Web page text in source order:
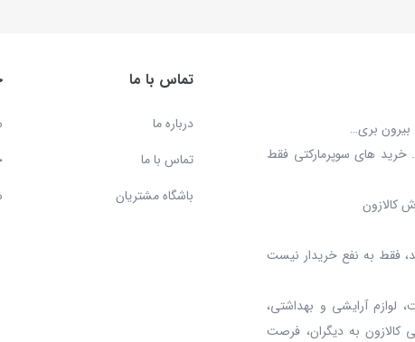
بیرون بری…
خرید های سوپرمارکتی فقط
کالازون
فقط به نفع خریدار نیست
لوازم آرایشی و بهداشتی،
کالازون به دیگران، فرصت
تماس با ما
درباره ما
تماس با ما
باشگاه مشتریان